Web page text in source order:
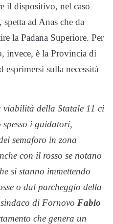
il dispositivo, nel caso
ad Anas che da
la Padana Superiore. Per
invece, è la Provincia di
esprimersi sulla necessità
della Statale 11 ci
i guidatori,
semaforo in zona
con il rosso se notano
si stanno immettendo
o dal parcheggio della
di Fornovo Fabio
che genera un